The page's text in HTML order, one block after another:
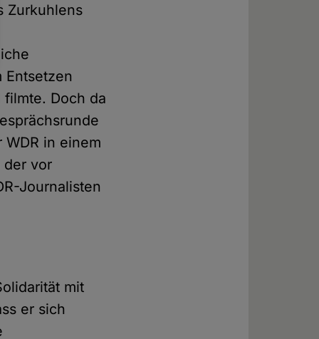
Zurkuhlens
Entsetzen
Doch da
in einem
der vor
Journalisten
mit
er sich